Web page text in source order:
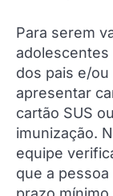
Para serem
adolescentes
dos pais e/
apresentar
cartão SUS
imunização.
equipe
que a